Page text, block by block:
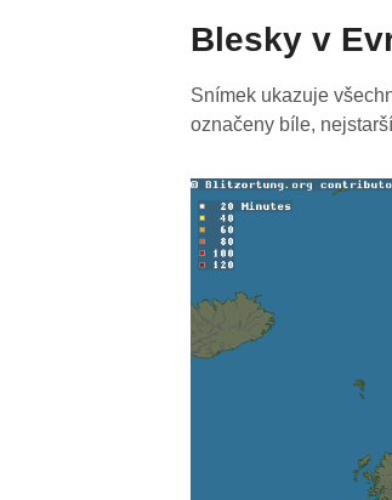
Blesky v
Snímek ukazuje
označeny bíle,